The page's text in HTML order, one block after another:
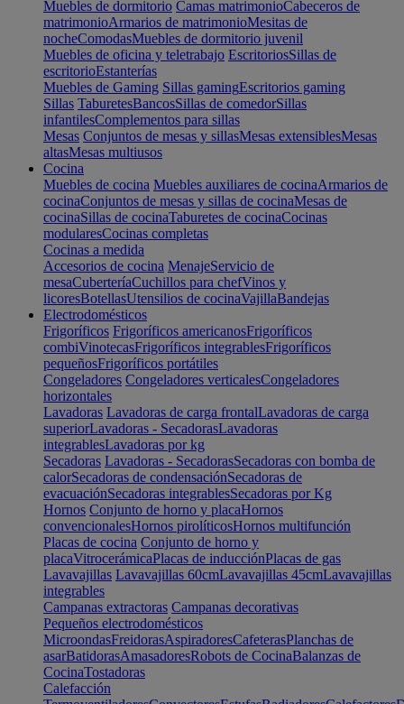
Muebles de dormitorio Camas matrimonioCabeceros de
matrimonioArmarios de matrimonioMesitas de
nocheComodasMuebles de dormitorio juvenil
Muebles de oficina y teletrabajo EscritoriosSillas de
escritorioEstanterías
Muebles de Gaming Sillas gamingEscritorios gaming
Sillas TaburetesBancosSillas de comedorSillas
infantilesComplementos para sillas
Mesas Conjuntos de mesas y sillasMesas extensiblesMesas
altasMesas multiusos
Cocina
Muebles de cocina Muebles auxiliares de cocinaArmarios de
cocinaConjuntos de mesas y sillas de cocinaMesas de
cocinaSillas de cocinaTaburetes de cocinaCocinas
modularesCocinas completas
Cocinas a medida
Accesorios de cocina MenajeServicio de
mesaCuberteríaCuchillos para chefVinos y
licoresBotellasUtensilios de cocinaVajillaBandejas
Electrodomésticos
Frigoríficos Frigoríficos americanosFrigoríficos
combiVinotecasFrigoríficos integrablesFrigoríficos
pequeñosFrigoríficos portátiles
Congeladores Congeladores verticalesCongeladores
horizontales
Lavadoras Lavadoras de carga frontalLavadoras de carga
superiorLavadoras - SecadorasLavadoras
integrablesLavadoras por kg
Secadoras Lavadoras - SecadorasSecadoras con bomba de
calorSecadoras de condensaciónSecadoras de
evacuaciónSecadoras integrablesSecadoras por Kg
Hornos Conjunto de horno y placaHornos
convencionalesHornos pirolíticosHornos multifunción
Placas de cocina Conjunto de horno y
placaVitrocerámicaPlacas de inducciónPlacas de gas
Lavavajillas Lavavajillas 60cmLavavajillas 45cmLavavajillas
integrables
Campanas extractoras Campanas decorativas
Pequeños electrodomésticos
MicroondasFreidorasAspiradoresCafeterasPlanchas de
asarBatidorasAmasadoresRobots de CocinaBalanzas de
CocinaTostadoras
Calefacción